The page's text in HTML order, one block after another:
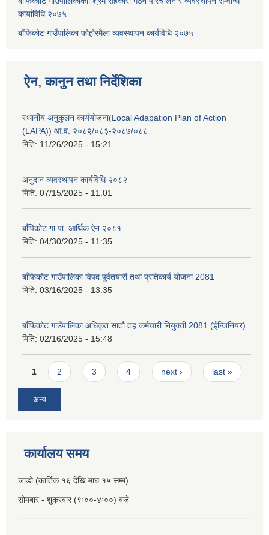
कार्याविधि २०७५
बाँफिकोट गाउँपालिका फोहोरमैला व्यवस्थापन कार्यविधि २०७५
ऐन, कानुन तथा निर्देशिका
स्थानीय अनुकुलन कार्ययोजना(Local Adapation Plan of Action
(LAPA)) आ.व. २०८२/०८३-२०८७/०८८
मिति: 11/26/2025 - 15:21
अनुदान व्यवस्थापन कार्यविधि २०८२
मिति: 07/15/2025 - 11:01
बाँपिकोट गा.पा. आर्थिक ऐन २०८१
मिति: 04/30/2025 - 11:35
बाँफिकोट गाउँपालिका विपद पूर्वतयारी तथा प्रतिकार्य योजना 2081
मिति: 03/16/2025 - 13:35
बाँफिकोट गाउँपालिका अधिकृत सातौ तह कर्मचारी नियुक्ती 2081 (ईन्जिनियर)
मिति: 02/16/2025 - 15:48
Pages
1 2 3 4 next › last »
अन्य
कार्यालय समय
जाडो (कार्तिक १६ देखि माघ १५ सम्म)
सोमबार - शुक्रबार (९ः००-४ः००) बजे